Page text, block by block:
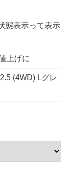
態表示って表示
上げに
(4WD) Lグレ